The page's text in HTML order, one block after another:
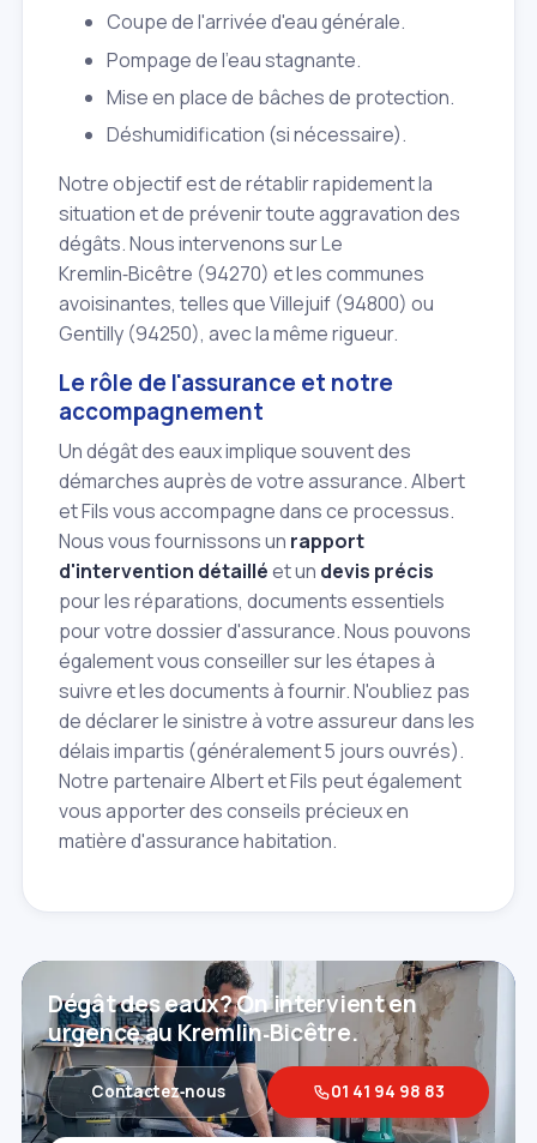
Coupe de l'arrivée d'eau générale.
Pompage de l'eau stagnante.
Mise en place de bâches de protection.
Déshumidification (si nécessaire).
Notre objectif est de rétablir rapidement la
situation et de prévenir toute aggravation des
dégâts. Nous intervenons sur Le
Kremlin‑Bicêtre (94270) et les communes
avoisinantes, telles que Villejuif (94800) ou
Gentilly (94250), avec la même rigueur.
Le rôle de l'assurance et notre
accompagnement
Un dégât des eaux implique souvent des
démarches auprès de votre assurance. Albert
et Fils vous accompagne dans ce processus.
Nous vous fournissons un rapport
d'intervention détailléet un devis précis
pour les réparations, documents essentiels
pour votre dossier d'assurance. Nous pouvons
également vous conseiller sur les étapes à
suivre et les documents à fournir. N'oubliez pas
de déclarer le sinistre à votre assureur dans les
délais impartis (généralement 5 jours ouvrés).
Notre partenaire Albert et Fils peut également
vous apporter des conseils précieux en
matière d'assurance habitation.
Dégât des eaux? On intervient en
urgence au Kremlin‑Bicêtre.
Contactez‑nous 01 41 94 98 83